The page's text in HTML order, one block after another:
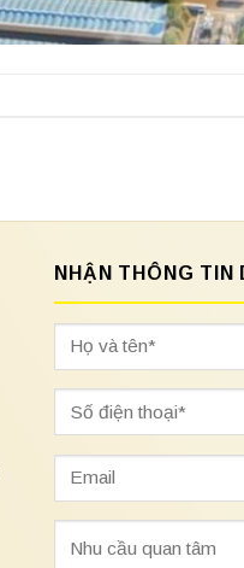
NHẬN THÔNG TIN